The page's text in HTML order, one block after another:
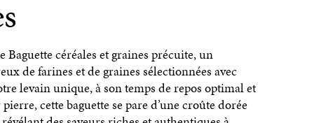
Baguette céréales et graines précuite, un
de farines et de graines sélectionnées avec
levain unique, à son temps de repos optimal et
cette baguette se pare d’une croûte dorée